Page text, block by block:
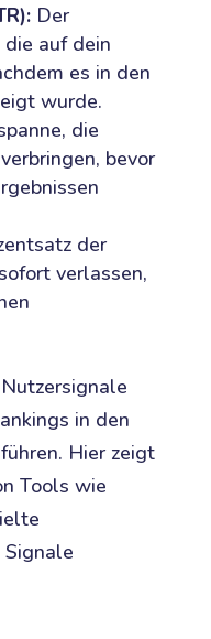
Der
auf dein
es in den
wurde.
die
bevor
der
verlassen,
in den
Hier zeigt
Tools wie